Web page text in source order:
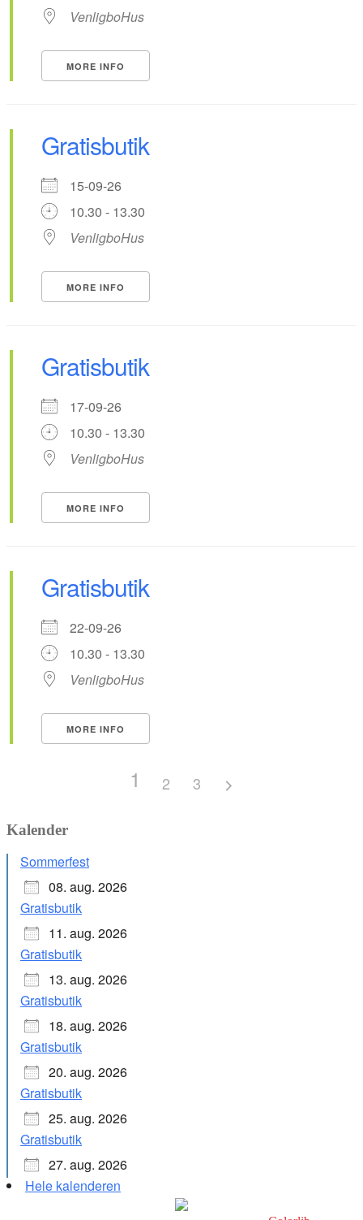
VenligboHus
MORE INFO
Gratisbutik
15-09-26
10.30 - 13.30
VenligboHus
MORE INFO
Gratisbutik
17-09-26
10.30 - 13.30
VenligboHus
MORE INFO
Gratisbutik
22-09-26
10.30 - 13.30
VenligboHus
MORE INFO
1 2 3
Kalender
Sommerfest
08. aug. 2026
Gratisbutik
11. aug. 2026
Gratisbutik
13. aug. 2026
Gratisbutik
18. aug. 2026
Gratisbutik
20. aug. 2026
Gratisbutik
25. aug. 2026
Gratisbutik
27. aug. 2026
Hele kalenderen